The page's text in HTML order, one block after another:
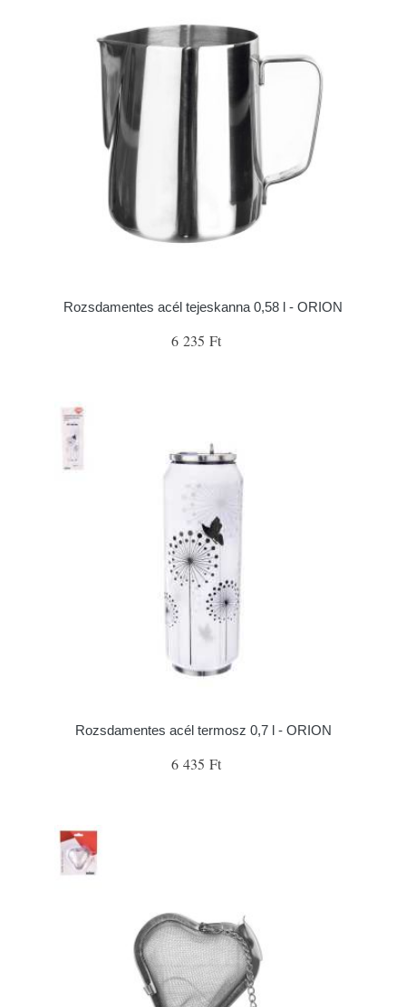
Rozsdamentes acél tejeskanna 0,58 l - ORION
6 235 Ft
Rozsdamentes acél termosz 0,7 l - ORION
6 435 Ft